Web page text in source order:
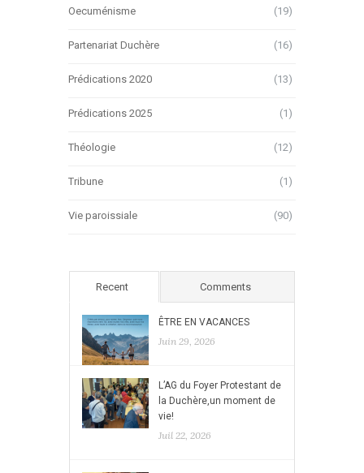
Oecuménisme (19)
Partenariat Duchère (16)
Prédications 2020 (13)
Prédications 2025 (1)
Théologie (12)
Tribune (1)
Vie paroissiale (90)
Recent Comments
ÊTRE EN VACANCES
Juin 29, 2026
L’AG du Foyer Protestant de
la Duchère,un moment de
vie!
Juil 22, 2026